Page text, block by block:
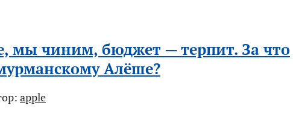
мы чиним, бюджет — терпит. За что
Алёше?
apple